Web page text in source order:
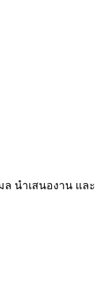
นำเสนองาน และ